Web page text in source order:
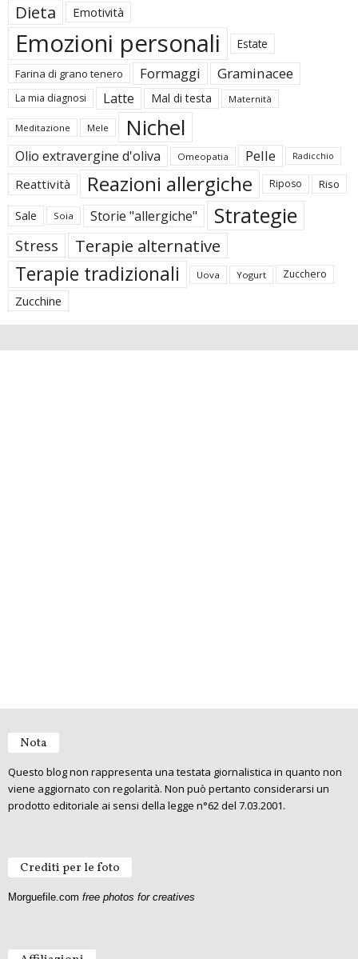
Dieta Emotività
Emozioni personali Estate
Farina di grano tenero Formaggi Graminacee
La mia diagnosi Latte Mal di testa Maternità
Meditazione Mele Nichel
Olio extravergine d'oliva Omeopatia Pelle Radicchio
Reattività Reazioni allergiche Riposo Riso
Sale Soia Storie "allergiche" Strategie
Stress Terapie alternative
Terapie tradizionali Uova Yogurt Zucchero
Zucchine
Nota
Questo blog non rappresenta una testata giornalistica in quanto non
viene aggiornato con regolarità. Non può pertanto considerarsi un
prodotto editoriale ai sensi della legge n°62 del 7.03.2001.
Crediti per le foto
Morguefile.com free photos for creatives